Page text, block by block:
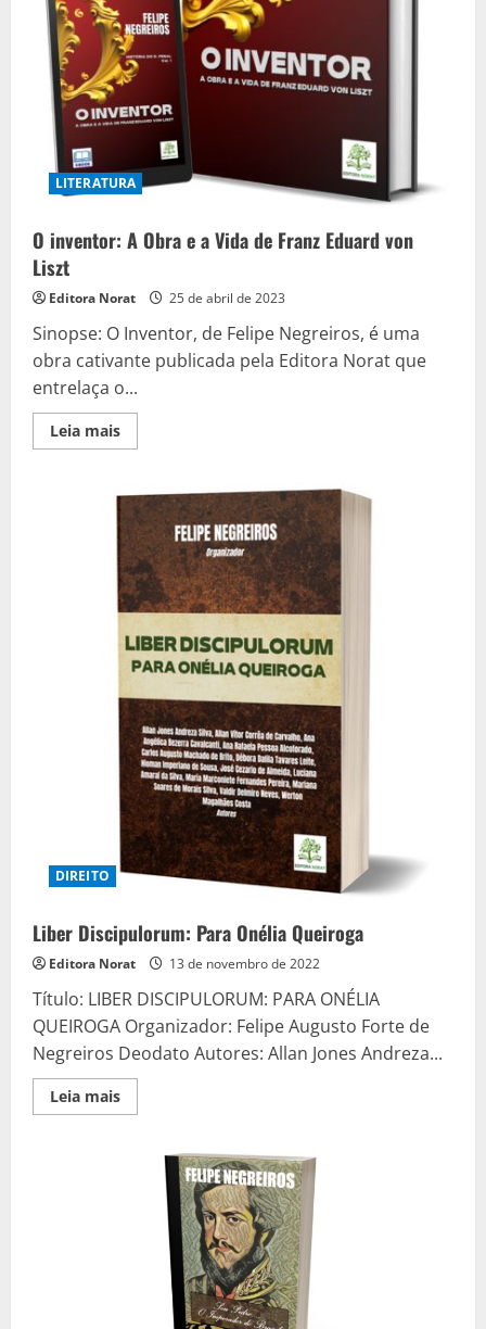
LITERATURA
O inventor: A Obra e a Vida de Franz Eduard von
Liszt
Editora Norat 25 de abril de 2023
Sinopse: O Inventor, de Felipe Negreiros, é uma
obra cativante publicada pela Editora Norat que
entrelaça o...
Leia maisRead
more
inventor:
A
Obra
e
a
Vida
de
Franz
Eduard
Liszt
DIREITO
Liber Discipulorum: Para Onélia Queiroga
Editora Norat 13 de novembro de 2022
Título: LIBER DISCIPULORUM: PARA ONÉLIA
QUEIROGA Organizador: Felipe Augusto Forte de
Negreiros Deodato Autores: Allan Jones Andreza...
Leia maisRead
more
Discipulorum:
Onélia
Queiroga